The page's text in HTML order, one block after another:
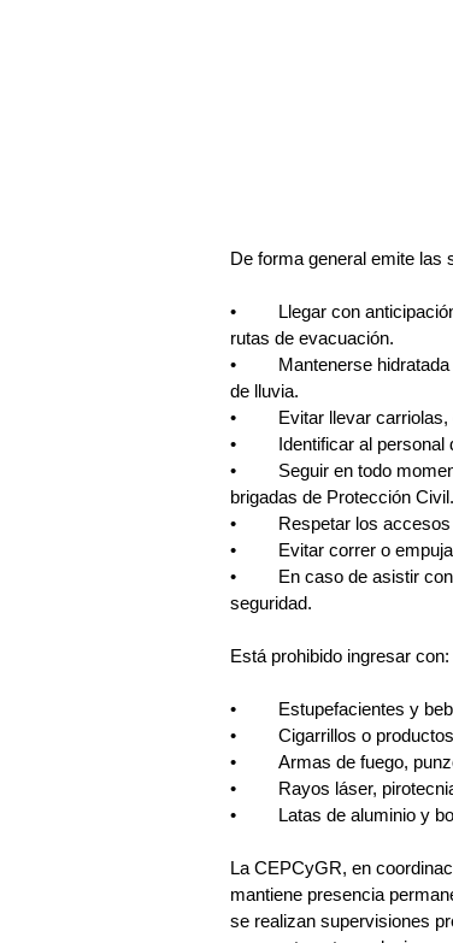
De forma general emite las
•	Llegar con anticipación al evento para ubicar salidas de emergencia, puntos de encuentro y
rutas de evacuación.
•	Mantenerse hidratada o hidratado y portar ropa cómoda, de preferencia impermeable, en caso
de lluvia.
•	Evitar llevar
•	Identificar al
•	Seguir en todo momento las indicaciones de los elementos de seguridad e integrantes de las
brigadas de Protección Civil.
•	Respetar los
•	Evitar correr o
•	En caso de asistir con personas menores de edad, mantener atención a su ubicación y
seguridad.
Está prohibido ingresar con:
•	Estupefacientes y
•	Cigarrillos o
•	Armas de fuego,
•	Rayos láser,
•	Latas de aluminio y
La CEPCyGR, en
mantiene presencia
se realizan supervisiones